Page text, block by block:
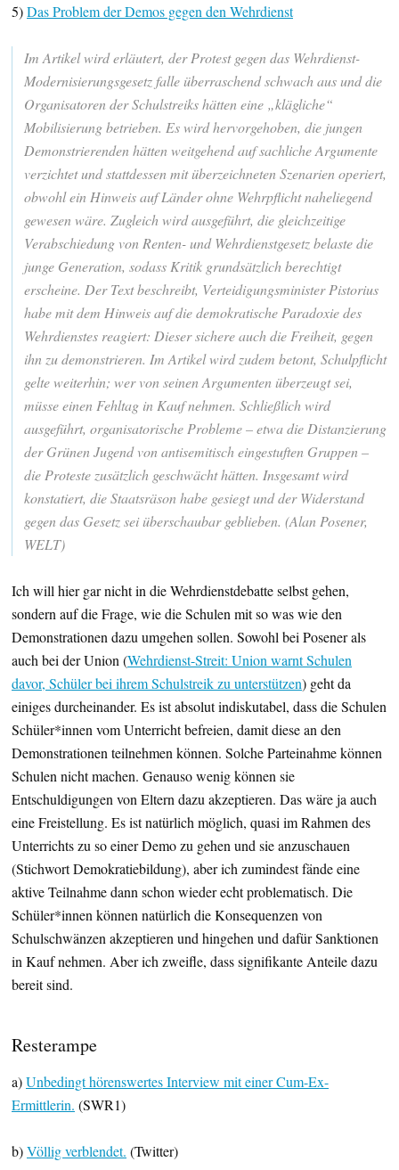
5)Das Problem der Demos gegen den Wehrdienst
Im Artikel wird erläutert, der Protest gegen das Wehrdienst-
Modernisierungsgesetz falle überraschend schwach aus und die
Organisatoren der Schulstreiks hätten eine „klägliche“
Mobilisierung betrieben. Es wird hervorgehoben, die jungen
Demonstrierenden hätten weitgehend auf sachliche Argumente
verzichtet und stattdessen mit überzeichneten Szenarien operiert,
obwohl ein Hinweis auf Länder ohne Wehrpflicht naheliegend
gewesen wäre. Zugleich wird ausgeführt, die gleichzeitige
Verabschiedung von Renten- und Wehrdienstgesetz belaste die
junge Generation, sodass Kritik grundsätzlich berechtigt
erscheine. Der Text beschreibt, Verteidigungsminister Pistorius
habe mit dem Hinweis auf die demokratische Paradoxie des
Wehrdienstes reagiert: Dieser sichere auch die Freiheit, gegen
ihn zu demonstrieren. Im Artikel wird zudem betont, Schulpflicht
gelte weiterhin; wer von seinen Argumenten überzeugt sei,
müsse einen Fehltag in Kauf nehmen. Schließlich wird
ausgeführt, organisatorische Probleme – etwa die Distanzierung
der Grünen Jugend von antisemitisch eingestuften Gruppen –
die Proteste zusätzlich geschwächt hätten. Insgesamt wird
konstatiert, die Staatsräson habe gesiegt und der Widerstand
gegen das Gesetz sei überschaubar geblieben. (Alan Posener,
WELT)
Ich will hier gar nicht in die Wehrdienstdebatte selbst gehen,
sondern auf die Frage, wie die Schulen mit so was wie den
Demonstrationen dazu umgehen sollen. Sowohl bei Posener als
auch bei der Union (Wehrdienst-Streit: Union warnt Schulen
davor, Schüler bei ihrem Schulstreik zu unterstützen) geht da
einiges durcheinander. Es ist absolut indiskutabel, dass die Schulen
Schüler*innen vom Unterricht befreien, damit diese an den
Demonstrationen teilnehmen können. Solche Parteinahme können
Schulen nicht machen. Genauso wenig können sie
Entschuldigungen von Eltern dazu akzeptieren. Das wäre ja auch
eine Freistellung. Es ist natürlich möglich, quasi im Rahmen des
Unterrichts zu so einer Demo zu gehen und sie anzuschauen
(Stichwort Demokratiebildung), aber ich zumindest fände eine
aktive Teilnahme dann schon wieder echt problematisch. Die
Schüler*innen können natürlich die Konsequenzen von
Schulschwänzen akzeptieren und hingehen und dafür Sanktionen
in Kauf nehmen. Aber ich zweifle, dass signifikante Anteile dazu
bereit sind.
Resterampe
a)Unbedingt hörenswertes Interview mit einer Cum-Ex-
Ermittlerin. (SWR1)
b)Völlig verblendet. (Twitter)